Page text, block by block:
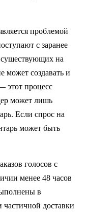
проблемой
с заранее
существующих на
может создавать и
этот процесс
может лишь
Если спрос на
может быть
голосов с
менее 48 часов
в
частичной доставки